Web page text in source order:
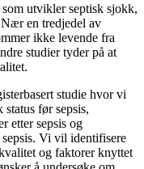
som utvikler septisk sjokk,
en tredjedel av
ikke levende fra
studier tyder på at
studie hvor vi
status før sepsis,
etter sepsis og
Vi vil identifisere
og faktorer knyttet